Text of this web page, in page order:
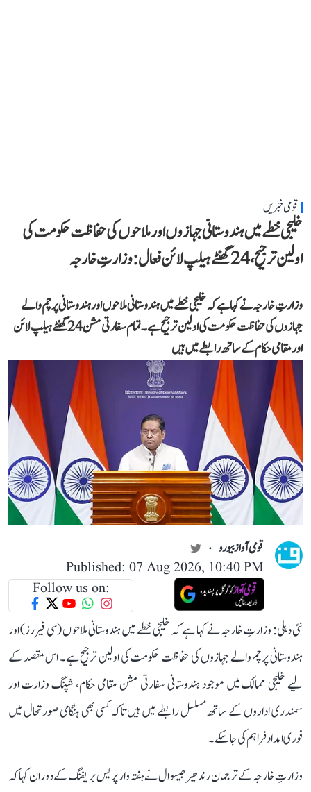
قومی خبریں
خلیجی خطے میں ہندوستانی جہازوں اور ملاحوں کی حفاظت حکومت کی
اولین ترجیح، 24 گھنٹے ہیلپ لائن فعال: وزارتِ خارجہ
وزارتِ خارجہ نے کہا ہے کہ خلیجی خطے میں ہندوستانی ملاحوں اور ہندوستانی پرچم والے
جہازوں کی حفاظت حکومت کی اولین ترجیح ہے۔ تمام سفارتی مشن 24 گھنٹے ہیلپ لائن
اور مقامی حکام کے ساتھ رابطے میں ہیں
قومی آواز بیورو
Published: 07 Aug 2026, 10:40 PM
Follow us on:
نئی دہلی: وزارتِ خارجہ نے کہا ہے کہ خلیجی خطے میں ہندوستانی ملاحوں (سی فیررز) اور
ہندوستانی پرچم والے جہازوں کی حفاظت حکومت کی اولین ترجیح ہے۔ اس مقصد کے
لیے خلیجی ممالک میں موجود ہندوستانی سفارتی مشن مقامی حکام، شپنگ وزارت اور
سمندری اداروں کے ساتھ مسلسل رابطے میں ہیں تاکہ کسی بھی ہنگامی صورتحال میں
فوری امداد فراہم کی جا سکے۔
وزارتِ خارجہ کے ترجمان رندھیر جیسوال نے ہفتہ وار پریس بریفنگ کے دوران کہا کہ